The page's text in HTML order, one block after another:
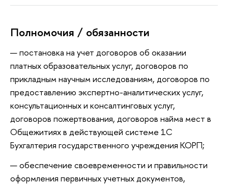
Полномочия / обязанности
постановка на учет договоров об оказании
платных образовательных услуг, договоров по
прикладным научным исследованиям, договоров по
предоставлению экспертно-аналитических услуг,
консультационных и консалтинговых услуг,
договоров пожертвования, договоров найма мест в
Общежитиях в действующей системе 1С
Бухгалтерия государственного учреждения КОРП;
обеспечение своевременности и правильности
оформления первичных учетных документов,